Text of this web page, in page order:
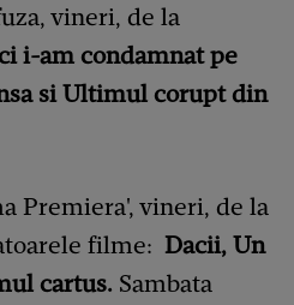
vineri, de la
i-am condamnat pe
si Ultimul corupt din
Premiera', vineri, de la
filme: Dacii, Un
cartus. Sambata